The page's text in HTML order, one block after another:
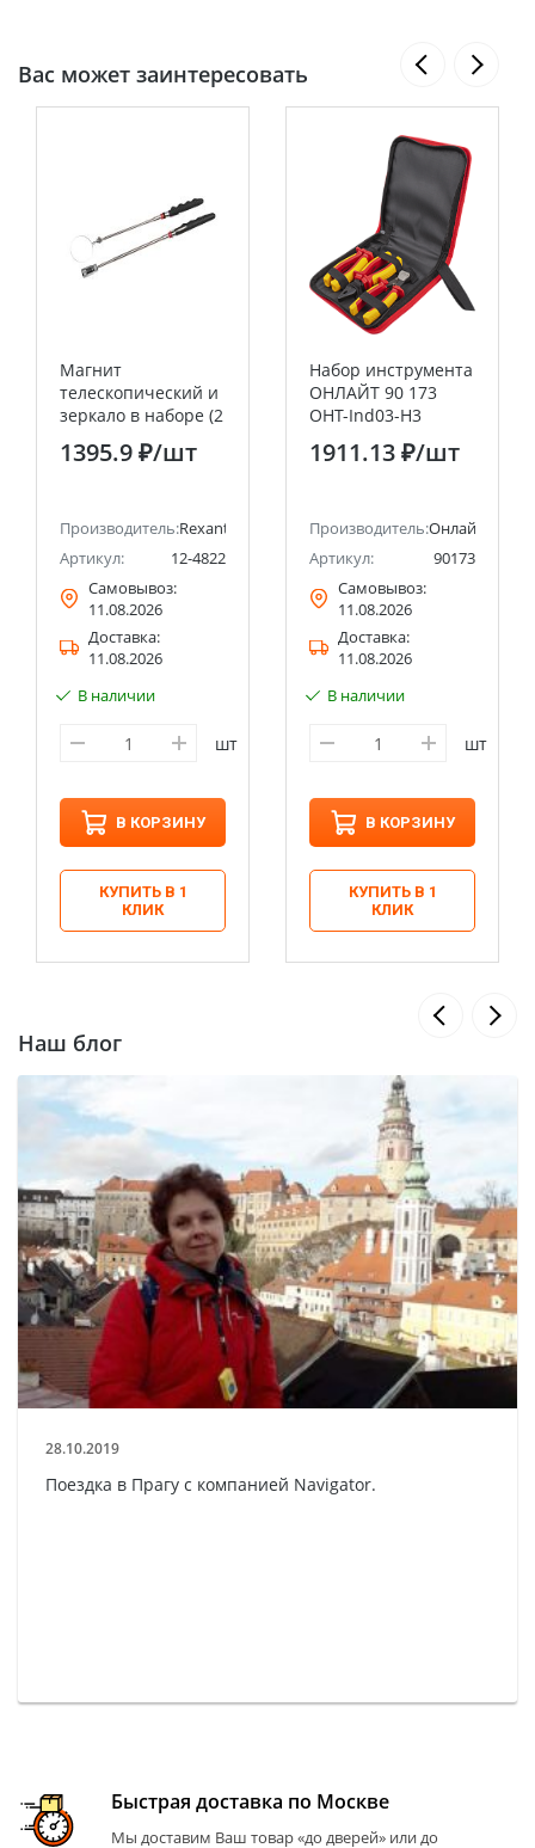
Вас может заинтересовать
Магнит
телескопический и
зеркало в наборе (2
пр.) REXANT
1395.9 ₽/шт
Производитель:Rexant
Артикул:
12-4822
Самовывоз:
11.08.2026
Доставка:
11.08.2026
В наличии
шт
В КОРЗИНУ
КУПИТЬ В 1
КЛИК
Набор инструмента
ОНЛАЙТ 90 173
OHT-Ind03-H3
(диэлектрические, 3
шт)
1911.13 ₽/шт
Производитель:Онлайт
Артикул:
90173
Самовывоз:
11.08.2026
Доставка:
11.08.2026
В наличии
шт
В КОРЗИНУ
КУПИТЬ В 1
КЛИК
Наш блог
28.10.2019
Поездка в Прагу с компанией Navigator.
Быстрая доставка по Москве
Мы доставим Ваш товар «до дверей» или до